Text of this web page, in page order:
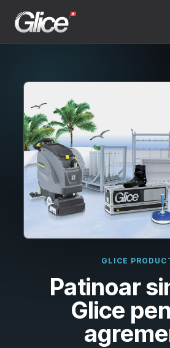
English
Français
Nederlands
GLICE
Patinoar
Glice